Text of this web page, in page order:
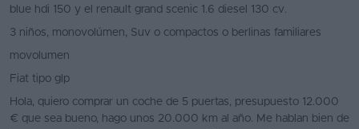
blue hdi 150 y el renault grand scenic 1.6 diesel 130 cv.
3 niños, monovolúmen, Suv o compactos o berlinas familiares
movolumen
Fiat tipo glp
Hola, quiero comprar un coche de 5 puertas, presupuesto 12.000
€ que sea bueno, hago unos 20.000 km al año. Me hablan bien de